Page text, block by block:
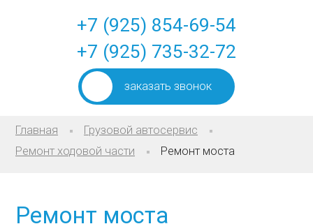
+7 (925) 854-69-54
+7 (925) 735-32-72
заказать звонок
Главная
Грузовой автосервис
Ремонт ходовой части
Ремонт моста
Ремонт моста